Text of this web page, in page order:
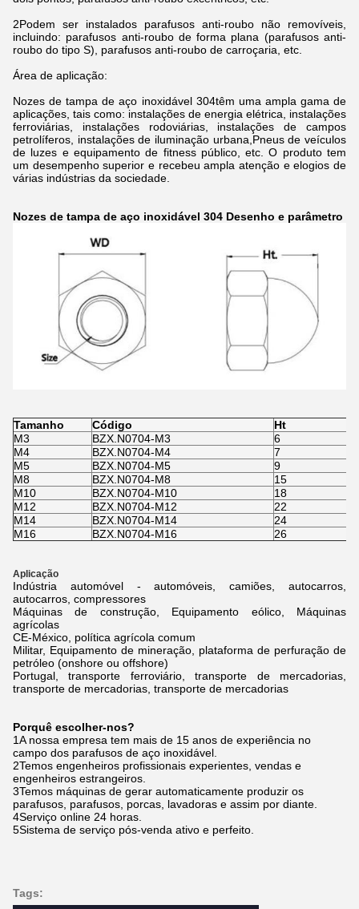
2Podem ser instalados parafusos anti-roubo não removíveis,
incluindo: parafusos anti-roubo de forma plana (parafusos anti-
roubo do tipo S), parafusos anti-roubo de carroçaria, etc.
Área de aplicação:
Nozes de tampa de aço inoxidável 304têm uma ampla gama de
aplicações, tais como: instalações de energia elétrica, instalações
ferroviárias, instalações rodoviárias, instalações de campos
petrolíferos, instalações de iluminação urbana,Pneus de veículos
de luzes e equipamento de fitness público, etc. O produto tem
um desempenho superior e recebeu ampla atenção e elogios de
várias indústrias da sociedade.
Nozes de tampa de aço inoxidável 304 Desenho e parâmetro
Tamanho Código Ht
M3
BZX.N0704-M3 6
M4
BZX.N0704-M4 7
M5
BZX.N0704-M5 9
M8
BZX.N0704-M8 15
M10
BZX.N0704-M10 18
M12
BZX.N0704-M12 22
M14
BZX.N0704-M14 24
M16
BZX.N0704-M16 26
Aplicação
Indústria automóvel - automóveis, camiões, autocarros,
autocarros, compressores
Máquinas de construção, Equipamento eólico, Máquinas
agrícolas
CE-México, política agrícola comum
Militar, Equipamento de mineração, plataforma de perfuração de
petróleo (onshore ou offshore)
Portugal, transporte ferroviário, transporte de mercadorias,
transporte de mercadorias, transporte de mercadorias
Porquê escolher-nos?
1A nossa empresa tem mais de 15 anos de experiência no
campo dos parafusos de aço inoxidável.
2Temos engenheiros profissionais experientes, vendas e
engenheiros estrangeiros.
3Temos máquinas de gerar automaticamente produzir os
parafusos, parafusos, porcas, lavadoras e assim por diante.
4Serviço online 24 horas.
5Sistema de serviço pós-venda ativo e perfeito.
Tags: